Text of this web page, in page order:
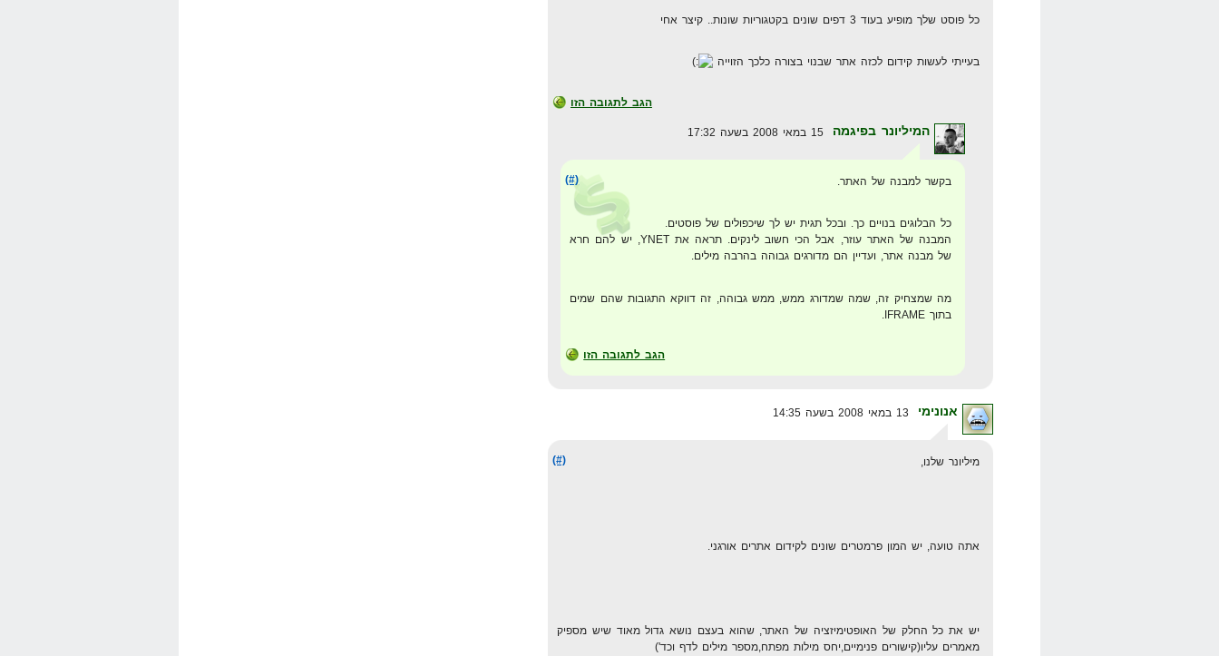
כל פוסט שלך מופיע בעוד 3 דפים שונים בקטגוריות שונות.. קיצר אחי
בעייתי לעשות קידום לכזה אתר שבנוי בצורה כלכך הזוייה
הגב לתגובה הזו
המיליונר בפיגמה
(#) בקשר למבנה של האתר.
כל הבלוגים בנויים כך. ובכל תגית יש לך שיכפולים של פוסטים.
המבנה של האתר עוזר, אבל הכי חשוב לינקים. תראה את YNET, יש להם חרא
של מבנה אתר, ועדיין הם מדורגים גבוהה בהרבה מילים.
מה שמצחיק זה, שמה שמדורג ממש, ממש גבוהה, זה דווקא התגובות שהם שמים
בתוך IFRAME.
הגב לתגובה הזו
אנונימי
(#) מיליונר שלנו,
אתה טועה, יש המון פרמטרים שונים לקידום אתרים אורגני.
יש את כל החלק של האופטימיזציה של האתר, שהוא בעצם נושא גדול מאוד שיש מספיק
מאמרים עליו(קישורים פנימיים,יחס מילות מפתח,מספר מילים לדף וכד')